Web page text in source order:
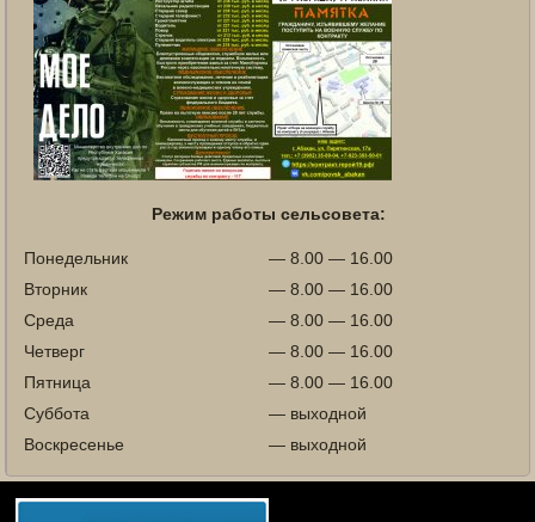
Режим работы сельсовета:
Понедельник
— 8.00 — 16.00
Вторник
— 8.00 — 16.00
Среда
— 8.00 — 16.00
Четверг
— 8.00 — 16.00
Пятница
— 8.00 — 16.00
Суббота
— выходной
Воскресенье
— выходной